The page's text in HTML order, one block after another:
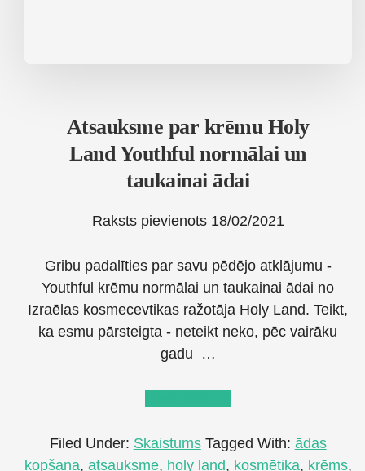
Atsauksme par krēmu Holy
Land Youthful normālai un
taukainai ādai
Raksts pievienots 18/02/2021
Gribu padalīties par savu pēdējo atklājumu -
Youthful krēmu normālai un taukainai ādai no
Izraēlas kosmecevtikas ražotāja Holy Land. Teikt,
ka esmu pārsteigta - neteikt neko, pēc vairāku
gadu …
par
krēmu
Filed Under: Skaistums Tagged With: ādas
kopšana, atsauksme, holy land, kosmētika, krēms,